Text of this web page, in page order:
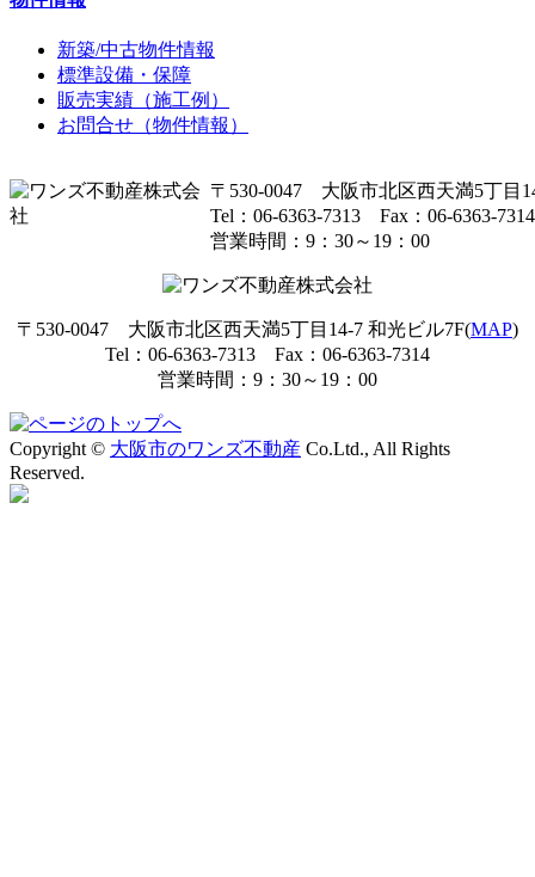
新築/中古物件情報
標準設備・保障
販売実績（施工例）
お問合せ（物件情報）
〒530-0047 大阪市北区西天満5丁目
Tel：06-6363-7313 Fax：06-6363-7314
営業時間：9：30～19：00
〒530-0047 大阪市北区西天満5丁目14-7 和光ビル7F(MAP)
Tel：06-6363-7313 Fax：06-6363-7314
営業時間：9：30～19：00
Copyright © 大阪市のワンズ不動産 Co.Ltd., All Rights
Reserved.